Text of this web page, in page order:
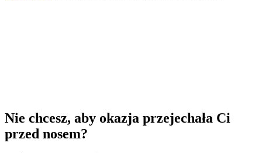
Nie chcesz, aby okazja przejechała Ci
przed nosem?